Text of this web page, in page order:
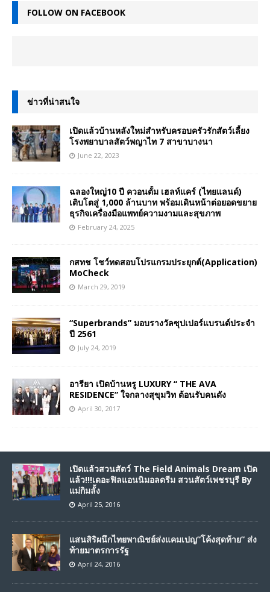
FOLLOW ON FACEBOOK
ข่าวที่น่าสนใจ
เปิดแล้วบ้านหลังใหม่สำหรับครอบครัวรักสัตว์เลี้ยง
โรงพยาบาลสัตว์พญาไท 7 สาขาบางนา
June 22, 2023
ฉลองใหญ่10 ปี ควอนตั้ม เฮลท์แคร์ (ไทยแลนด์)
เติบโตสู่ 1,000 ล้านบาท พร้อมเดินหน้าต่อยอดขยาย
ธุรกิจเครื่องมือแพทย์ความงามและสุขภาพ
February 24, 2025
กสทช โชว์ทดสอบโปรแกรมประยุกต์(Application)
MoCheck
March 29, 2019
“Superbrands” มอบรางวัลซุปเปอร์แบรนด์ประจำ
ปี 2561
July 24, 2019
อารียา เปิดบ้านหรู LUXURY “ THE AVA
RESIDENCE” ใจกลางสุขุมวิท ต้อนรับคนดัง
April 30, 2017
เปิดแล้วสวนสัตว์ The Field Animals Dream เปิด
แล้ว!!!เดอะฟิลแอนนิมอลดรีม สวนสัตว์เพชรบุรี By
แม่กิมลั้ง
April 25, 2016
แสนสิริผนึกไทยพาณิชย์ส่งแคมเปญ”โค้งสุดท้าย” ส่ง
ท้ายมาตรการรัฐ
April 24, 2016